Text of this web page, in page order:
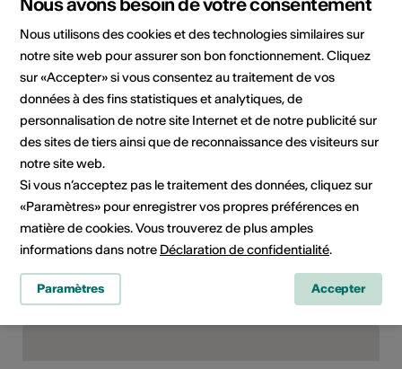
Domaine
Type d'événement
Exposition
Lieu de l'événement
Nous utilisons des cookies et des technologies similaires sur
notre site web pour assurer son bon fonctionnement. Cliquez
sur «Accepter» si vous consentez au traitement de vos
données à des fins statistiques et analytiques, de
personnalisation de notre site Internet et de notre publicité sur
des sites de tiers ainsi que de reconnaissance des visiteurs sur
notre site web.
Si vous n’acceptez pas le traitement des données, cliquez sur
«Paramètres» pour enregistrer vos propres préférences en
matière de cookies. Vous trouverez de plus amples
informations dans notre Déclaration de confidentialité.
Paramètres Accepter